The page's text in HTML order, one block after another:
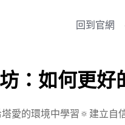
回到官網
：如何更
愛的環境中學習🔅建立自